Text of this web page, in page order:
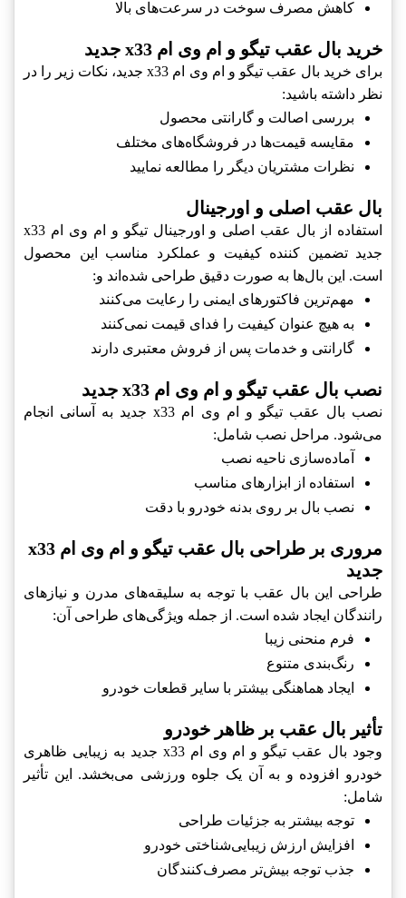
کاهش مصرف سوخت در سرعت‌های بالا
خرید بال عقب تیگو و ام وی ام x33 جدید
برای خرید بال عقب تیگو و ام وی ام x33 جدید، نکات زیر را در
نظر داشته باشید:
بررسی اصالت و گارانتی محصول
مقایسه قیمت‌ها در فروشگاه‌های مختلف
نظرات مشتریان دیگر را مطالعه نمایید
بال عقب اصلی و اورجینال
استفاده از بال عقب اصلی و اورجینال تیگو و ام وی ام x33
جدید تضمین کننده کیفیت و عملکرد مناسب این محصول
است. این بال‌ها به صورت دقیق طراحی شده‌اند و:
مهم‌ترین فاکتورهای ایمنی را رعایت می‌کنند
به هیچ عنوان کیفیت را فدای قیمت نمی‌کنند
گارانتی و خدمات پس از فروش معتبری دارند
نصب بال عقب تیگو و ام وی ام x33 جدید
نصب بال عقب تیگو و ام وی ام x33 جدید به آسانی انجام
می‌شود. مراحل نصب شامل:
آماده‌سازی ناحیه نصب
استفاده از ابزارهای مناسب
نصب بال بر روی بدنه خودرو با دقت
مروری بر طراحی بال عقب تیگو و ام وی ام x33
جدید
طراحی این بال عقب با توجه به سلیقه‌های مدرن و نیازهای
رانندگان ایجاد شده است. از جمله ویژگی‌های طراحی آن:
فرم منحنی زیبا
رنگ‌بندی متنوع
ایجاد هماهنگی بیشتر با سایر قطعات خودرو
تأثیر بال عقب بر ظاهر خودرو
وجود بال عقب تیگو و ام وی ام x33 جدید به زیبایی ظاهری
خودرو افزوده و به آن یک جلوه ورزشی می‌بخشد. این تأثیر
شامل:
توجه بیشتر به جزئیات طراحی
افزایش ارزش زیبایی‌شناختی خودرو
جذب توجه بیش‌تر مصرف‌کنندگان